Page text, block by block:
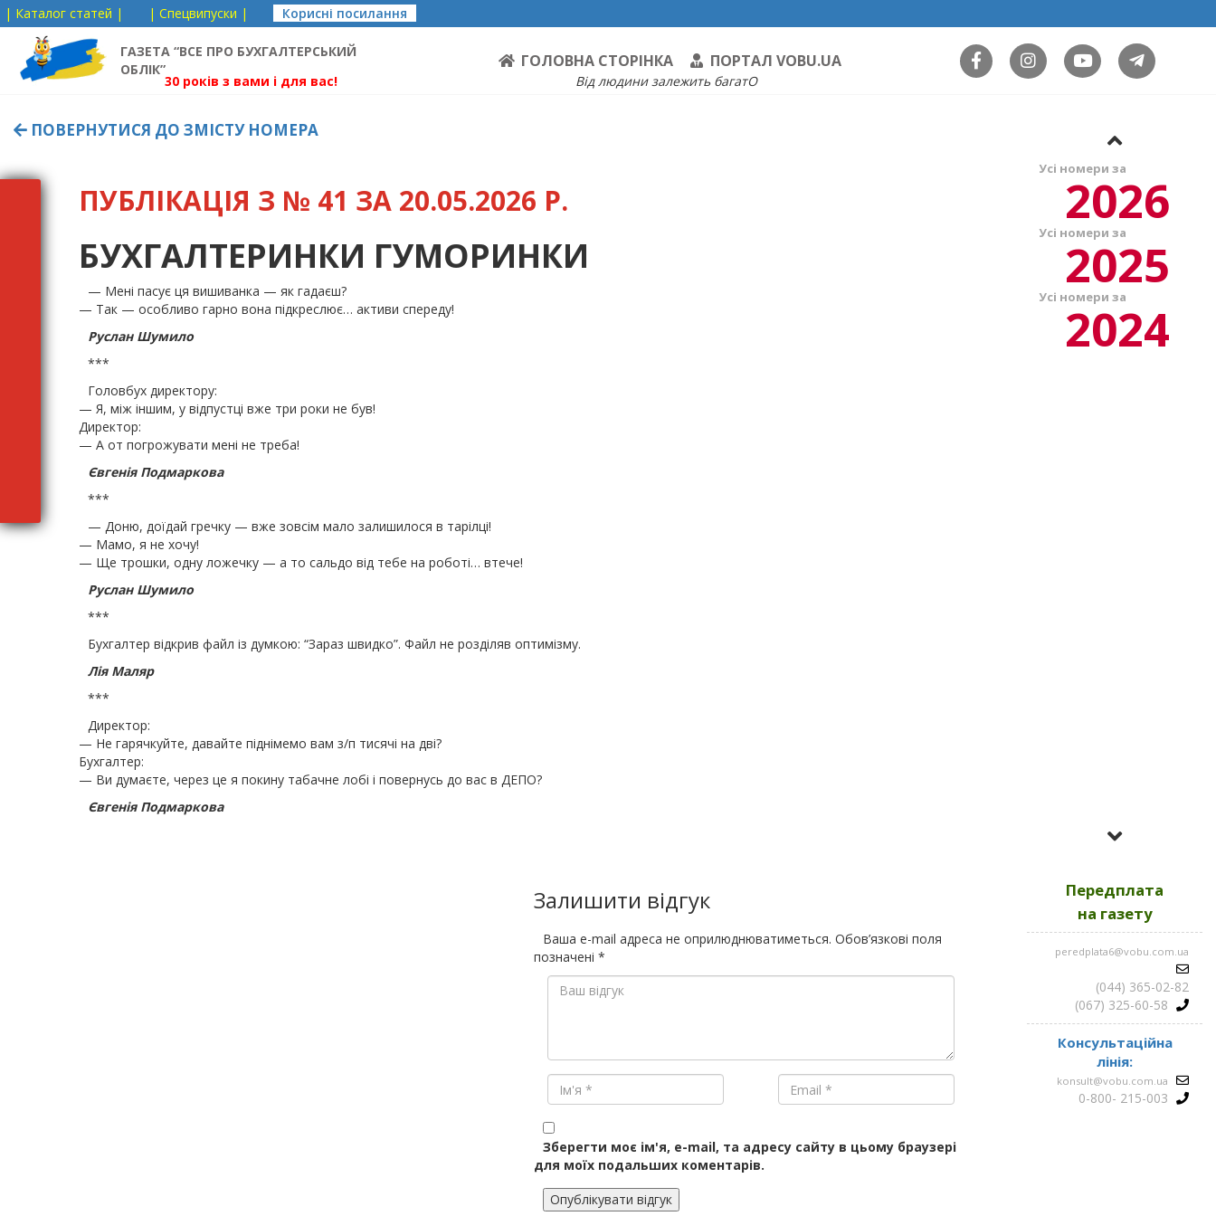
| Каталог статей | | Спецвипуски | Корисні посилання
ГАЗЕТА “ВСЕ ПРО БУХГАЛТЕРСЬКИЙ
ОБЛІК”
ГОЛОВНА СТОРІНКА ПОРТАЛ VOBU.UA
30 років з вами і для вас! Від людини залежить багатО
ПОВЕРНУТИСЯ ДО ЗМІСТУ НОМЕРА
ПУБЛІКАЦІЯ З № 41 ЗА 20.05.2026 Р.
БУХГАЛТЕРИНКИ ГУМОРИНКИ
— Мені пасує ця вишиванка — як гадаєш?
— Так — особливо гарно вона підкреслює… активи спереду!
Руслан Шумило
***
Головбух директору:
— Я, між іншим, у відпустці вже три роки не був!
Директор:
— А от погрожувати мені не треба!
Євгенія Подмаркова
***
— Доню, доїдай гречку — вже зовсім мало залишилося в тарілці!
— Мамо, я не хочу!
— Ще трошки, одну ложечку — а то сальдо від тебе на роботі… втече!
Руслан Шумило
***
Бухгалтер відкрив файл із думкою: “Зараз швидко”. Файл не розділяв оптимізму.
Лія Маляр
***
Директор:
— Не гарячкуйте, давайте піднімемо вам з/п тисячі на дві?
Бухгалтер:
— Ви думаєте, через це я покину табачне лобі і повернусь до вас в ДЕПО?
Євгенія Подмаркова
Залишити відгук
Ваша e-mail адреса не оприлюднюватиметься. Обов’язкові поля
позначені *
Зберегти моє ім'я, e-mail, та адресу сайту в цьому браузері
для моїх подальших коментарів.
Усі номери за
2026
Усі номери за
2025
Усі номери за
2024
2023
Усі номери за
2022
Усі номери за
2021
Передплата
на газету
peredplata6@vobu.com.ua
(044) 365-02-82
(067) 325-60-58
Консультаційна
лінія:
konsult@vobu.com.ua
0-800- 215-003